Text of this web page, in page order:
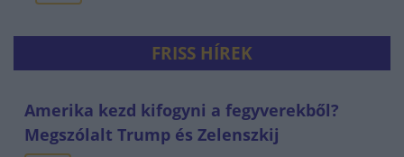
FRISS HÍREK
Amerika kezd kifogyni a fegyverekből?
Megszólalt Trump és Zelenszkij